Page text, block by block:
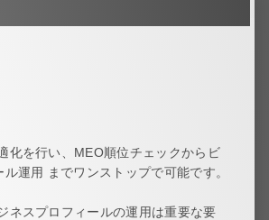
化を行い、MEO順位チェックからビ
運用 までワンストップで可能です。
ネスプロフィールの運用は重要な要